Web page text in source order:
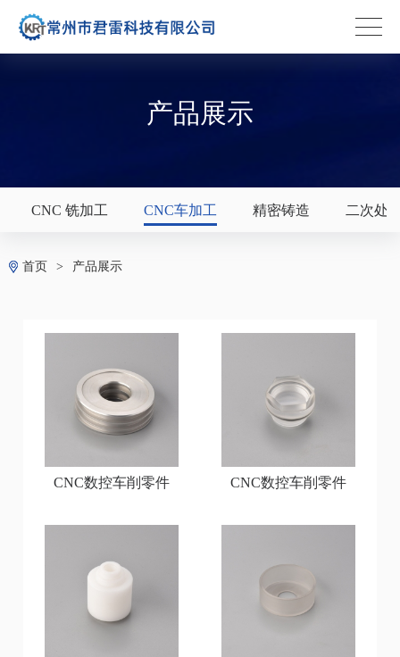
产品展示
CNC 铣加工 CNC车加工 精密铸造 二次处
首页 > 产品展示
CNC数控车削零件 CNC数控车削零件